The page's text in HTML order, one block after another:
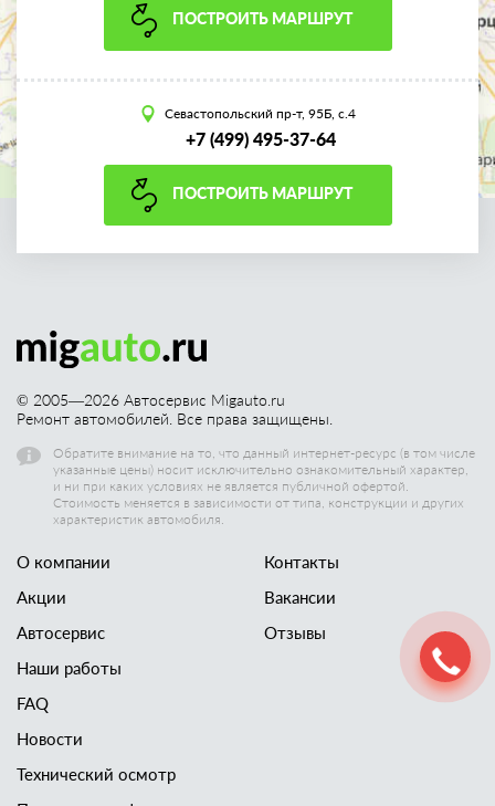
ПОСТРОИТЬ МАРШРУТ
Севастопольский пр-т, 95Б, с.4
+7 (499) 495-37-64
ПОСТРОИТЬ МАРШРУТ
© 2005—2026 Автосервис Migauto.ru
Ремонт автомобилей. Все права защищены.
Обратите внимание на то, что данный интернет-ресурс (в том числе
указанные цены) носит исключительно ознакомительный характер,
и ни при каких условиях не является публичной офертой.
Стоимость меняется в зависимости от типа, конструкции и других
характеристик автомобиля.
О компании
Акции
Автосервис
Наши работы
Контакты
Вакансии
Отзывы
FAQ
Новости
Технический осмотр